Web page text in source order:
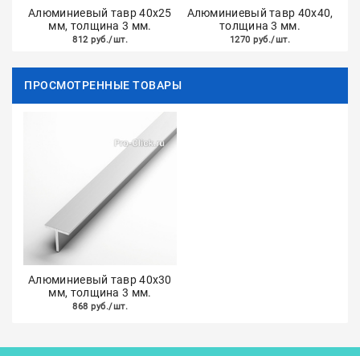
Алюминиевый тавр 40х25
мм, толщина 3 мм.
812 руб./шт.
Алюминиевый тавр 40х40,
толщина 3 мм.
1270 руб./шт.
ПРОСМОТРЕННЫЕ ТОВАРЫ
Алюминиевый тавр 40х30
мм, толщина 3 мм.
868 руб./шт.